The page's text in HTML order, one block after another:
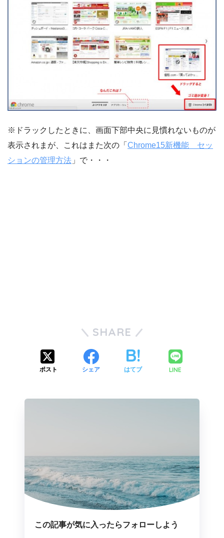
※ドラックしたときに、画面下部中央に見慣れないものが
表示されまが、これはまた次の「 Chrome15新機能 セッ
ションの管理方法 」で・・・
SHARE
ポスト シェア はてブ LINE
この記事が気に入ったらフォローしよう